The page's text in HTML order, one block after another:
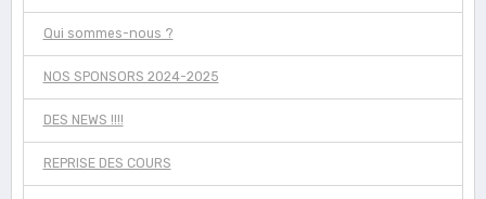
Qui sommes-nous ?
NOS SPONSORS 2024-2025
DES NEWS !!!!
REPRISE DES COURS